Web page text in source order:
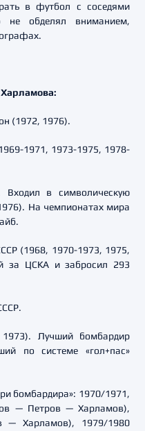
в футбол с соседями
не обделял вниманием,
(1972, 1976).
1971, 1973-1975, 1978-
в символическую
На чемпионатах мира
(1968, 1970-1973, 1975,
за ЦСКА и забросил 293
Лучший бомбардир
по системе «гол+пас»
бомбардира»: 1970/1971,
— Петров — Харламов),
— Харламов), 1979/1980